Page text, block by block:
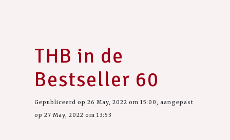
THB in de
Bestseller 60
Gepubliceerd op 26 May, 2022 om 15:00, aangepast
op 27 May, 2022 om 13:53